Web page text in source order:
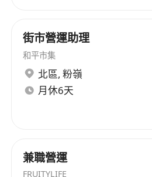
街市營運助理
和平市集
北區, 粉嶺
月休6天
兼職營運
FRUITYLIFE